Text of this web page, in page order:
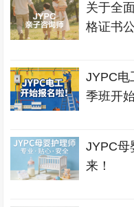
关于全
格证书
JYPC电
季班开
JYPC母
来！